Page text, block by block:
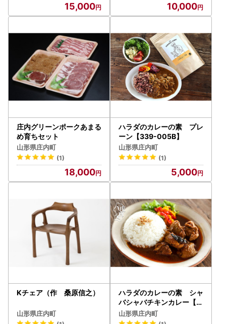
15,000 10,000
庄内グリーンポークあまる
め育ちセット
山形県庄内町
(1)
18,000
ハラダのカレーの素 プレ
ーン【339-005B】
山形県庄内町
(1)
5,000
Kチェア（作 桑原信之）
山形県庄内町
ハラダのカレーの素 シャ
バシャバチキンカレー【3
64-005B】
山形県庄内町